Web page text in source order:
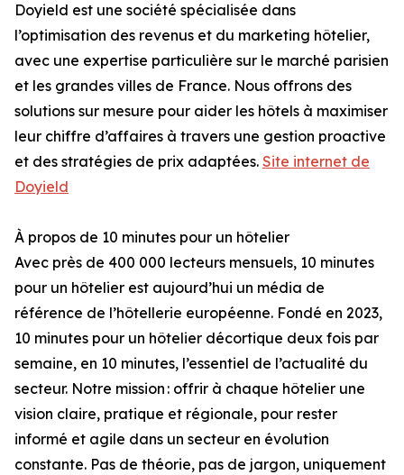
Doyield est une société spécialisée dans
l’optimisation des revenus et du marketing hôtelier,
avec une expertise particulière sur le marché parisien
et les grandes villes de France. Nous offrons des
solutions sur mesure pour aider les hôtels à maximiser
leur chiffre d’affaires à travers une gestion proactive
et des stratégies de prix adaptées. Site internet de
Doyield
À propos de 10 minutes pour un hôtelier
Avec près de 400 000 lecteurs mensuels, 10 minutes
pour un hôtelier est aujourd’hui un média de
référence de l’hôtellerie européenne. Fondé en 2023,
10 minutes pour un hôtelier décortique deux fois par
semaine, en 10 minutes, l’essentiel de l’actualité du
secteur. Notre mission : offrir à chaque hôtelier une
vision claire, pratique et régionale, pour rester
informé et agile dans un secteur en évolution
constante. Pas de théorie, pas de jargon, uniquement